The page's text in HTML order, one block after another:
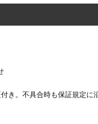
き。不具合時も保証規定